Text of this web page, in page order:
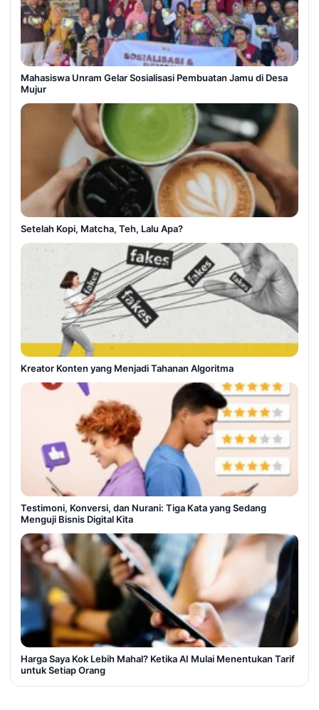
Mahasiswa Unram Gelar Sosialisasi Pembuatan Jamu di Desa
Mujur
Setelah Kopi, Matcha, Teh, Lalu Apa?
Kreator Konten yang Menjadi Tahanan Algoritma
Testimoni, Konversi, dan Nurani: Tiga Kata yang Sedang
Menguji Bisnis Digital Kita
Harga Saya Kok Lebih Mahal? Ketika AI Mulai Menentukan Tarif
untuk Setiap Orang